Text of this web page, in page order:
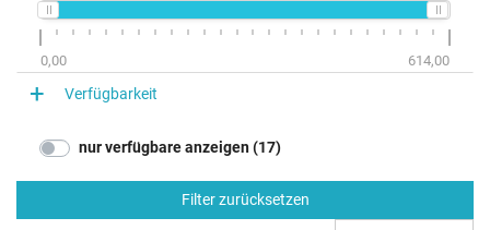
0,00 614,00
Verfügbarkeit
nur verfügbare anzeigen (17)
Filter zurücksetzen